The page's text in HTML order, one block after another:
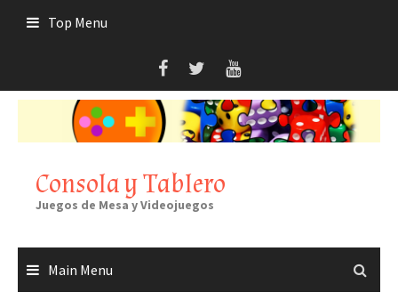
Top Menu
Consola y Tablero
Juegos de Mesa y Videojuegos
Main Menu